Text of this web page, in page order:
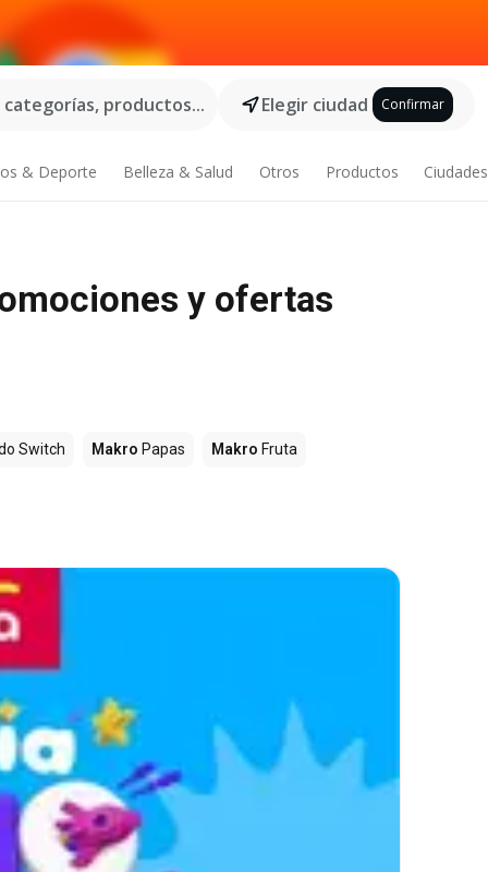
productos...
Elegir ciudad Confirmar
& Deporte Belleza & Salud Otros Productos Ciudades
y ofertas
Switch Makro Papas Makro Fruta